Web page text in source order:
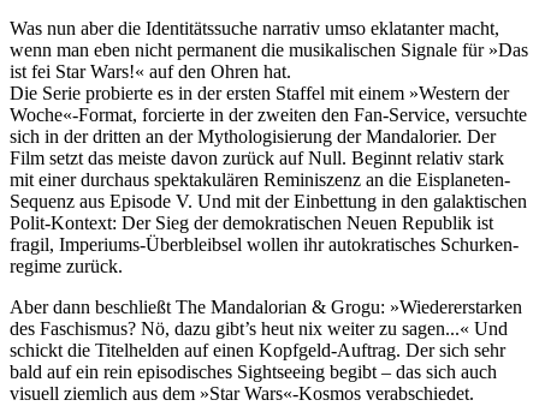
Was nun aber die Iden­ti­täts­suche narrativ umso ekla­tanter macht,
wenn man eben nicht permanent die musi­ka­li­schen Signale für »Das
ist fei Star Wars!« auf den Ohren hat.
Die Serie probierte es in der ersten Staffel mit einem »Western der
Woche«-Format, forcierte in der zweiten den Fan-Service, versuchte
sich in der dritten an der Mytho­lo­gi­sie­rung der Mandalo­rier. Der
Film setzt das meiste davon zurück auf Null. Beginnt relativ stark
mit einer durchaus spek­ta­kulären Remi­nis­zenz an die Eispla­neten-
Sequenz aus Episode V. Und mit der Einbet­tung in den galak­ti­schen
Polit-Kontext: Der Sieg der demo­kra­ti­schen Neuen Republik ist
fragil, Imperiums-Über­bleibsel wollen ihr auto­kra­ti­sches Schur­ken­
re­gime zurück.
Aber dann beschließtThe Mandalo­rian & Grogu: »Wiede­r­erstarken
des Faschismus? Nö, dazu gibt’s heut nix weiter zu sagen...« Und
schickt die Titel­helden auf einen Kopfgeld-Auftrag. Der sich sehr
bald auf ein rein episo­disches Sight­seeing begibt – das sich auch
visuell ziemlich aus dem »Star Wars«-Kosmos verab­schiedet.